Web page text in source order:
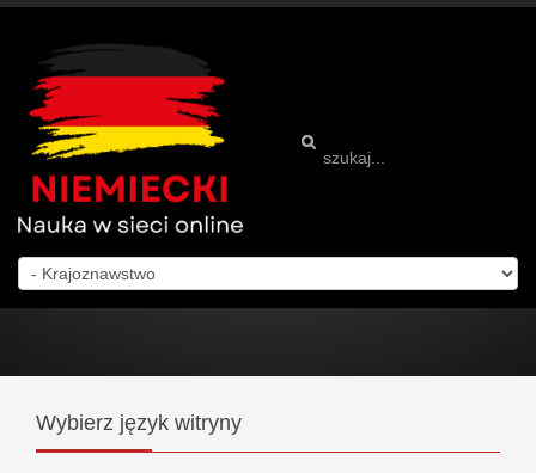
Wybierz język witryny